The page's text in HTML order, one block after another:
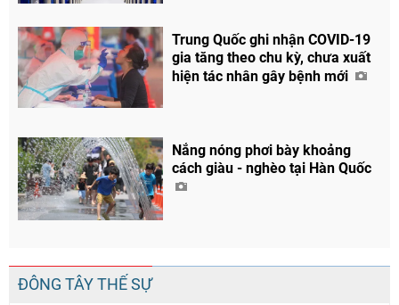
Trung Quốc ghi nhận COVID-19
gia tăng theo chu kỳ, chưa xuất
hiện tác nhân gây bệnh mới
Nắng nóng phơi bày khoảng
cách giàu - nghèo tại Hàn Quốc
ĐÔNG TÂY THẾ SỰ